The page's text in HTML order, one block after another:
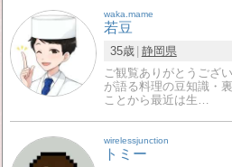
waka.mame
若豆
35歳 静岡県
ご観覧ありがとうござ
が語る料理の豆知識・
ことから最近は生…
wirelessjunction
トミー